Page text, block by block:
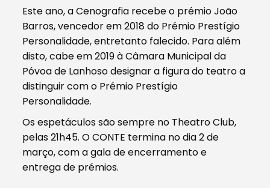
Este ano, a Cenografia recebe o prémio João
Barros, vencedor em 2018 do Prémio Prestígio
Personalidade, entretanto falecido. Para além
disto, cabe em 2019 à Câmara Municipal da
Póvoa de Lanhoso designar a figura do teatro a
distinguir com o Prémio Prestígio
Personalidade.
Os espetáculos são sempre no Theatro Club,
pelas 21h45. O CONTE termina no dia 2 de
março, com a gala de encerramento e
entrega de prémios.